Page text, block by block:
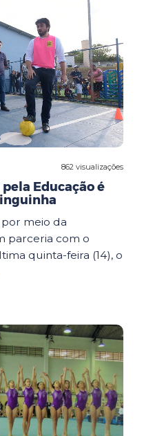
862 visualizações
Educação é
meio da
parceria com o
quinta-feira (14), o